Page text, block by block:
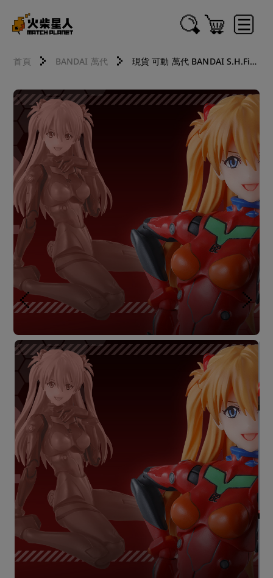
首頁 BANDAI 萬代 現貨 可動 萬代 BANDAI S.H.Figuarts SHF EVA 福音戰士新劇場版 式波 明日香 蘭格雷 26